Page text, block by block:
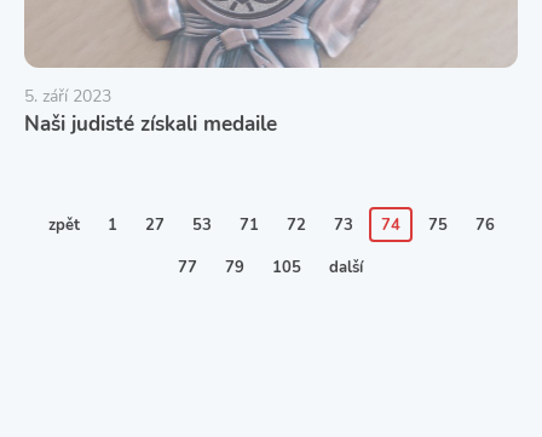
5. září 2023
Naši judisté získali medaile
zpět 1 27 53 71 72 73 74 75 76
77 79 105 další